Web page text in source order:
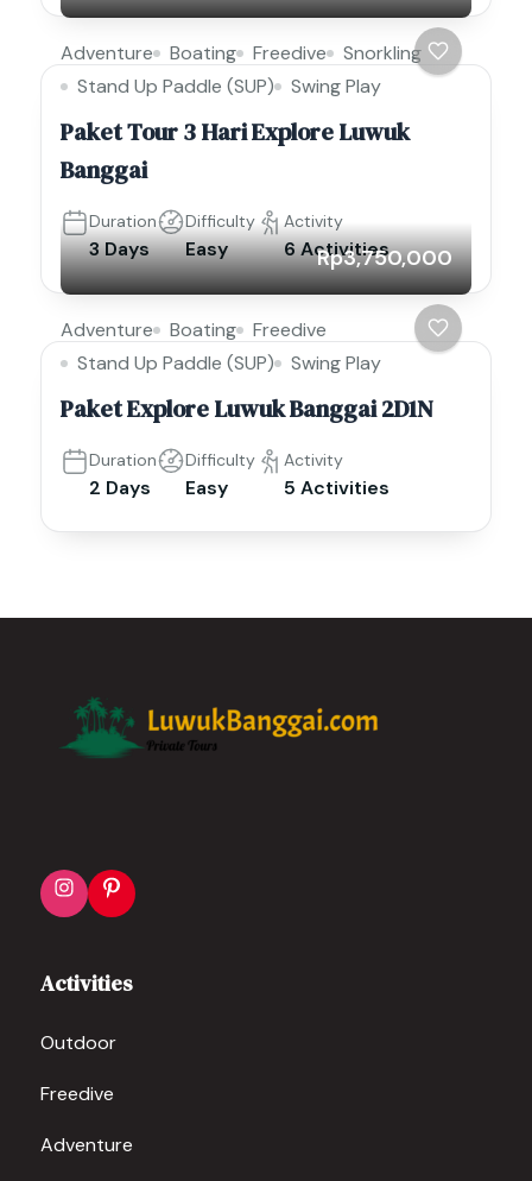
Adventure Boating Freedive
Snorkling
Stand Up Paddle (SUP)
Swing Play
Paket Tour 3 Hari Explore Luwuk
Banggai
Duration
3 Days
Difficulty
Easy
Activity
6 Activities
Rp3,750,000
Adventure Boating
Freedive
Stand Up Paddle (SUP)
Swing Play
Paket Explore Luwuk Banggai 2D1N
Duration
2 Days
Difficulty
Easy
Activity
5 Activities
InstagramPinterest
Activities
Outdoor
Freedive
Adventure